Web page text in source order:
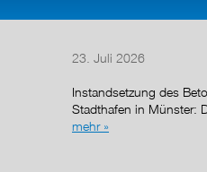
23. Juli 2026
Instandsetzung des
Stadthafen in Münster:
mehr »